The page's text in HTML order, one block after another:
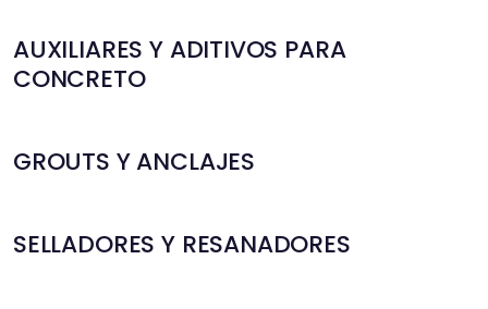
AUXILIARES Y ADITIVOS PARA
CONCRETO
GROUTS Y ANCLAJES
SELLADORES Y RESANADORES